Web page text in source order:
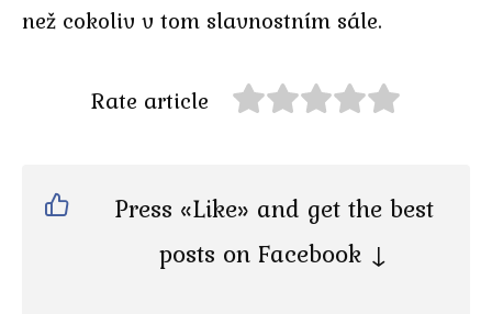
než cokoliv v tom slavnostním sále.
Rate article
Press «Like» and get the best
posts on Facebook ↓